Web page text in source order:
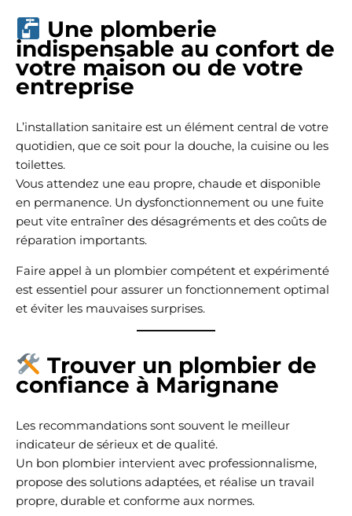
Une plomberie
indispensable au confort de
votre maison ou de votre
entreprise
L’installation sanitaire est un élément central de votre
quotidien, que ce soit pour la douche, la cuisine ou les
toilettes.
Vous attendez une eau propre, chaude et disponible
en permanence. Un dysfonctionnement ou une fuite
peut vite entraîner des désagréments et des coûts de
réparation importants.
Faire appel à un plombier compétent et expérimenté
est essentiel pour assurer un fonctionnement optimal
et éviter les mauvaises surprises.
Trouver un plombier de
confiance à Marignane
Les recommandations sont souvent le meilleur
indicateur de sérieux et de qualité.
Un bon plombier intervient avec professionnalisme,
propose des solutions adaptées, et réalise un travail
propre, durable et conforme aux normes.